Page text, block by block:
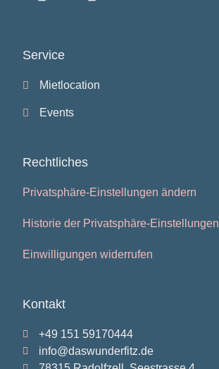
Service
Mietlocation
Events
Rechtliches
Privatsphäre-Einstellungen ändern
Historie der Privatsphäre-Einstellungen
Einwilligungen widerrufen
Kontakt
+49 151 59170444
info@daswunderfitz.de